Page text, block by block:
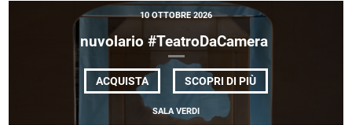
10 OTTOBRE 2026
nuvolario #TeatroDaCamera
ACQUISTA SCOPRI DI PIÙDI
NUVOLARIO
SALA VERDI